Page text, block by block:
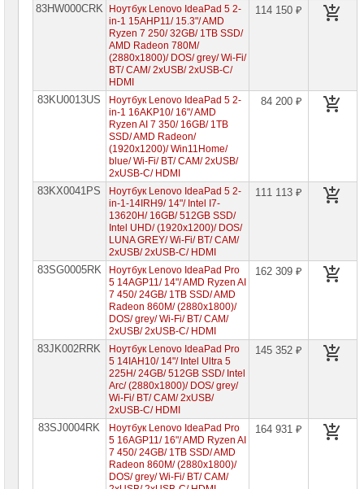
Xiaoxin
Lenovo
ThinkPad
Lenovo
LOQ
Ноутбуки
Lenovo
83HW000CRK
Ноутбук Lenovo IdeaPad 5 2-
in-1 15AHP11/ 15.3"/ AMD
Ryzen 7 250/ 32GB/ 1TB SSD/
AMD Radeon 780M/
(2880x1800)/ DOS/ grey/ Wi-Fi/
BT/ CAM/ 2xUSB/ 2xUSB-C/
HDMI
114 150 ₽
83KU0013US
Ноутбук Lenovo IdeaPad 5 2-
in-1 16AKP10/ 16"/ AMD
Ryzen AI 7 350/ 16GB/ 1TB
SSD/ AMD Radeon/
(1920x1200)/ Win11Home/
blue/ Wi-Fi/ BT/ CAM/ 2xUSB/
2xUSB-C/ HDMI
84 200 ₽
83KX0041PS
Ноутбук Lenovo IdeaPad 5 2-
in-1-14IRH9/ 14"/ Intel I7-
13620H/ 16GB/ 512GB SSD/
Intel UHD/ (1920x1200)/ DOS/
LUNA GREY/ Wi-Fi/ BT/ CAM/
2xUSB/ 2xUSB-C/ HDMI
111 113 ₽
83SG0005RK
Ноутбук Lenovo IdeaPad Pro
5 14AGP11/ 14"/ AMD Ryzen AI
7 450/ 24GB/ 1TB SSD/ AMD
Radeon 860M/ (2880x1800)/
DOS/ grey/ Wi-Fi/ BT/ CAM/
2xUSB/ 2xUSB-C/ HDMI
162 309 ₽
83JK002RRK
Ноутбук Lenovo IdeaPad Pro
5 14IAH10/ 14"/ Intel Ultra 5
225H/ 24GB/ 512GB SSD/ Intel
Arc/ (2880x1800)/ DOS/ grey/
Wi-Fi/ BT/ CAM/ 2xUSB/
2xUSB-C/ HDMI
145 352 ₽
83SJ0004RK
Ноутбук Lenovo IdeaPad Pro
5 16AGP11/ 16"/ AMD Ryzen AI
7 450/ 24GB/ 1TB SSD/ AMD
Radeon 860M/ (2880x1800)/
DOS/ grey/ Wi-Fi/ BT/ CAM/
164 931 ₽